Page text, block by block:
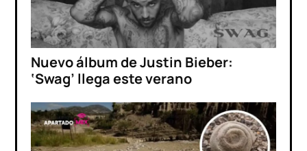
Nuevo álbum de Justin Bieber:
‘Swag’ llega este verano